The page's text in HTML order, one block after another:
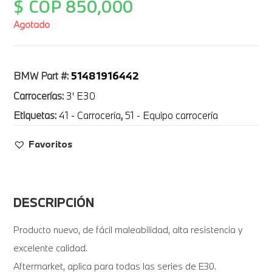
$ COP850,000
Agotado
BMW Part #: 51481916442
Carrocerías: 3' E30
Etiquetas:41 - Carrocería, 51 - Equipo carrocería
Favoritos
DESCRIPCIÓN
Producto nuevo, de fácil maleabilidad, alta resistencia y
excelente calidad.
Aftermarket, aplica para todas las series de E30.